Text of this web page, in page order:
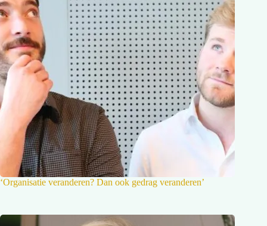
‘Organisatie veranderen? Dan ook gedrag veranderen’